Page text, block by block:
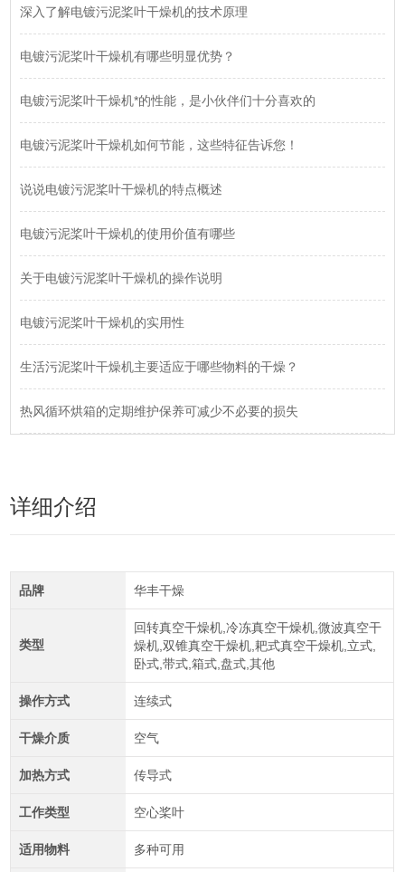
深入了解电镀污泥桨叶干燥机的技术原理
电镀污泥桨叶干燥机有哪些明显优势？
电镀污泥桨叶干燥机*的性能，是小伙伴们十分喜欢的
电镀污泥桨叶干燥机如何节能，这些特征告诉您！
说说电镀污泥桨叶干燥机的特点概述
电镀污泥桨叶干燥机的使用价值有哪些
关于电镀污泥桨叶干燥机的操作说明
电镀污泥桨叶干燥机的实用性
生活污泥桨叶干燥机主要适应于哪些物料的干燥？
热风循环烘箱的定期维护保养可减少不必要的损失
详细介绍
品牌 华丰干燥
类型
回转真空干燥机,冷冻真空干燥机,微波真空干
燥机,双锥真空干燥机,耙式真空干燥机,立式,
卧式,带式,箱式,盘式,其他
操作方式 连续式
干燥介质 空气
加热方式 传导式
工作类型 空心桨叶
适用物料 多种可用